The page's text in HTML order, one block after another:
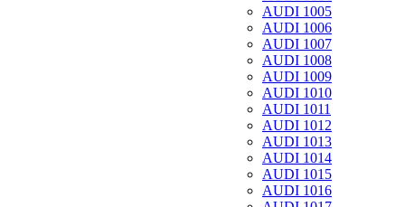
AUDI 1005
AUDI 1006
AUDI 1007
AUDI 1008
AUDI 1009
AUDI 1010
AUDI 1011
AUDI 1012
AUDI 1013
AUDI 1014
AUDI 1015
AUDI 1016